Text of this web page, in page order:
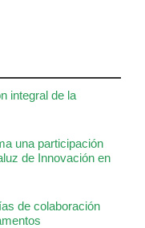
integral de la
una participación
de Innovación en
de colaboración